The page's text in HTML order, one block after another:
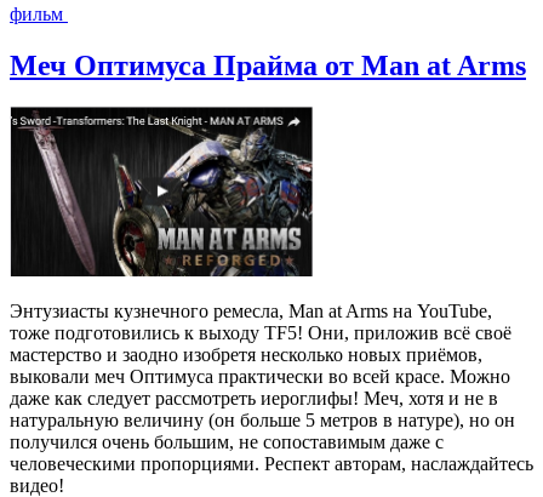
фильм
Меч Оптимуса Прайма от Man at Arms
Энтузиасты кузнечного ремесла, Man at Arms на YouTube,
тоже подготовились к выходу TF5! Они, приложив всё своё
мастерство и заодно изобретя несколько новых приёмов,
выковали меч Оптимуса практически во всей красе. Можно
даже как следует рассмотреть иероглифы! Меч, хотя и не в
натуральную величину (он больше 5 метров в натуре), но он
получился очень большим, не сопоставимым даже с
человеческими пропорциями. Респект авторам, наслаждайтесь
видео!